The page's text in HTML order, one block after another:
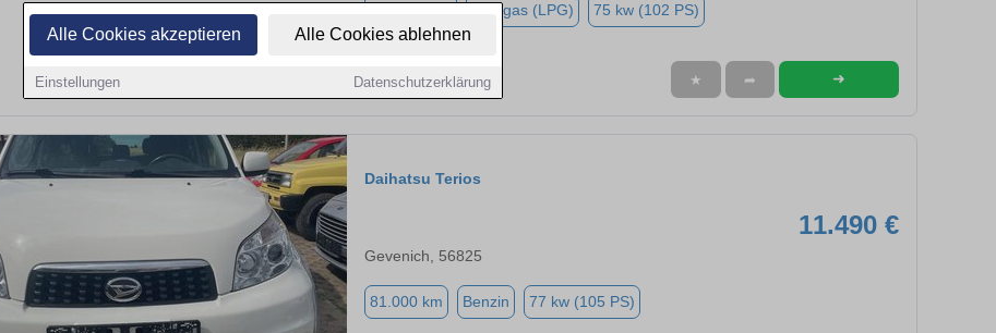
Alle Cookies akzeptieren Alle Cookies ablehnen
Einstellungen Datenschutzerklärung
Autogas (LPG) 75 kw (102 PS)
★ ➦ ➜
Daihatsu Terios
11.490 €
Gevenich, 56825
81.000 km Benzin 77 kw (105 PS)